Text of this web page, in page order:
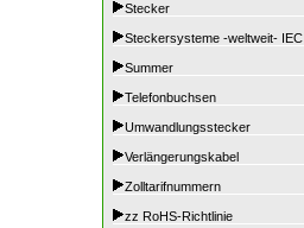
Stecker
Steckersysteme -weltweit- IEC
Summer
Telefonbuchsen
Umwandlungsstecker
Verlängerungskabel
Zolltarifnummern
zz RoHS-Richtlinie